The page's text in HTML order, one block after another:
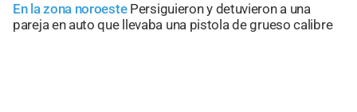
En la zona noroeste Persiguieron y detuvieron a una
pareja en auto que llevaba una pistola de grueso calibre